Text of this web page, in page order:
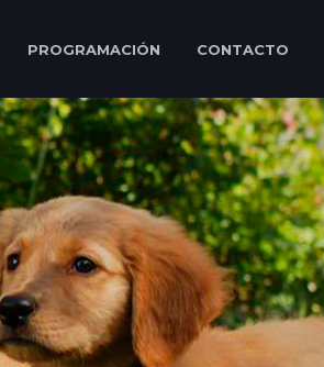
PROGRAMACIÓN CONTACTO